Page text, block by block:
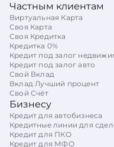
Частным клиентам
Виртуальная Карта
Своя Карта
Своя Кредитка
Кредитка 0%
Кредит под залог
Кредит под залог авто
Свой Вклад
Вклад Лучший процент
Свой Счёт
Бизнесу
Кредит для автобизнеса
Кредитные линии для
Кредит для ПКО
Кредит для МФО